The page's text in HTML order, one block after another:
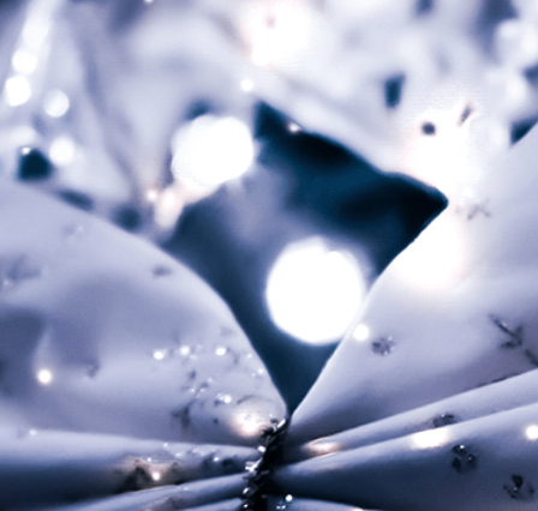
ダイヤモンドダスト チェーン
0.8mm幅
冬空に魔法がかかる奇蹟の時間